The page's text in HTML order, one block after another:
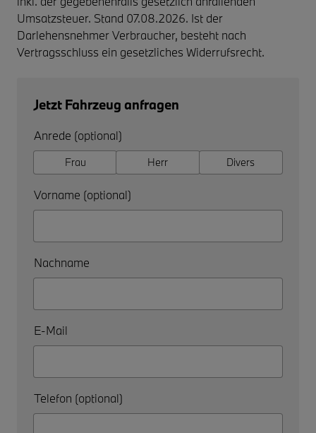
Umsatzsteuer. Stand 07.08.2026. Ist der
Darlehensnehmer Verbraucher, besteht nach
Vertragsschluss ein gesetzliches Widerrufsrecht.
Jetzt Fahrzeug anfragen
Anrede (optional)
Frau Herr Divers
Vorname (optional)
Nachname
E-Mail
Telefon (optional)